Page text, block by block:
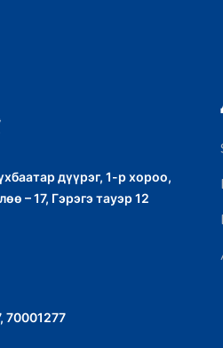
дүүрэг, 1-р хороо,
– 17, Гэрэгэ тауэр 12
70001277